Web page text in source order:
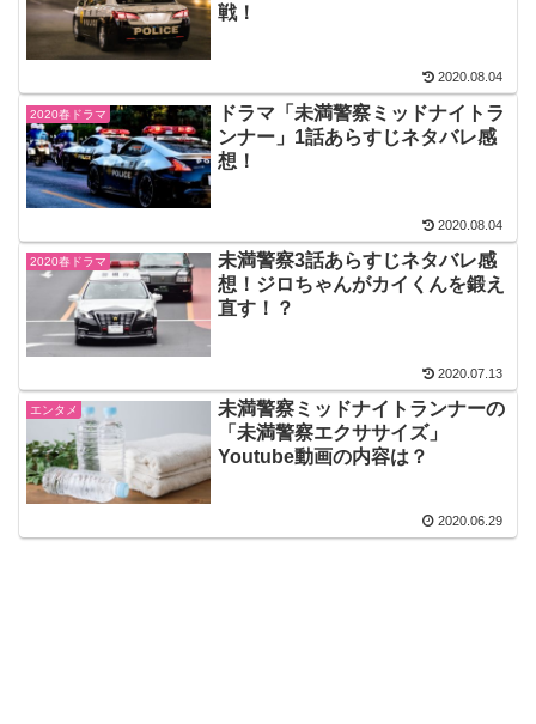
戦！
2020.08.04
2020春ドラマ
ドラマ「未満警察ミッドナイトラ
ンナー」1話あらすじネタバレ感
想！
2020.08.04
2020春ドラマ
未満警察3話あらすじネタバレ感
想！ジロちゃんがカイくんを鍛え
直す！？
2020.07.13
エンタメ
未満警察ミッドナイトランナーの
「未満警察エクササイズ」
Youtube動画の内容は？
2020.06.29